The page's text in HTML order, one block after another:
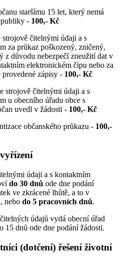
staršímu 15 let, který nemá
- 100,- Kč
strojově čitelnými údaji a s
za průkaz poškozený, zničený,
z důvodu nebezpečí zneužití dat v
elektronickém čipu nebo za
zápisy - 100,- Kč
strojově čitelnými údaji a s
u obecního úřadu obce s
uvedl v žádosti - 100,- Kč
občanského průkazu - 100,-
údaji a s kontaktním
do 30 dnů ode dne podání
ve zkrácené lhůtě, a to v
, nebo do 5 pracovních dnů.
údajů vydá obecní úřad
15 dnů ode dne podání žádosti.
(dotčení) řešení životní